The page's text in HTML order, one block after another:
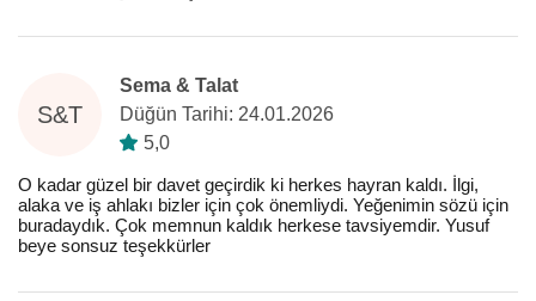
S&T
Sema & Talat
Düğün Tarihi: 24.01.2026
5,0
O kadar güzel bir davet geçirdik ki herkes hayran kaldı. İlgi,
alaka ve iş ahlakı bizler için çok önemliydi. Yeğenimin sözü için
buradaydık. Çok memnun kaldık herkese tavsiyemdir. Yusuf
beye sonsuz teşekkürler